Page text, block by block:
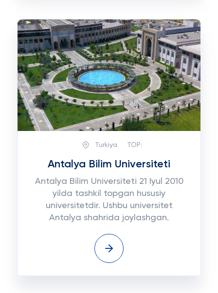
Turkiya TOP:
Antalya Bilim Universiteti
Antalya Bilim Universiteti 21 Iyul 2010
yilda tashkil topgan hususiy
universitetdir. Ushbu universitet
Antalya shahrida joylashgan.